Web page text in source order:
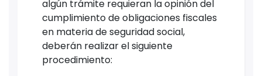
algún trámite requieran la opinión del
cumplimiento de obligaciones fiscales
en materia de seguridad social,
deberán realizar el siguiente
procedimiento: